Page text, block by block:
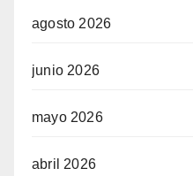
agosto 2026
junio 2026
mayo 2026
abril 2026